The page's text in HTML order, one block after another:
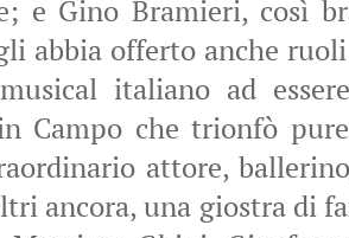
e Gino Bramieri, così
abbia offerto anche
italiano ad
Campo che trionfò
attore,
ancora, una giostra di